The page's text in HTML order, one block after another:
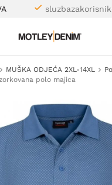
MUŠKA ODJEĆA 2XL-14XL
polo majica